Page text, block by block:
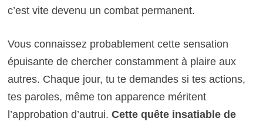
c’est vite devenu un combat permanent.
Vous connaissez probablement cette sensation
épuisante de chercher constamment à plaire aux
autres. Chaque jour, tu te demandes si tes actions,
tes paroles, même ton apparence méritent
l’approbation d’autrui. Cette quête insatiable de